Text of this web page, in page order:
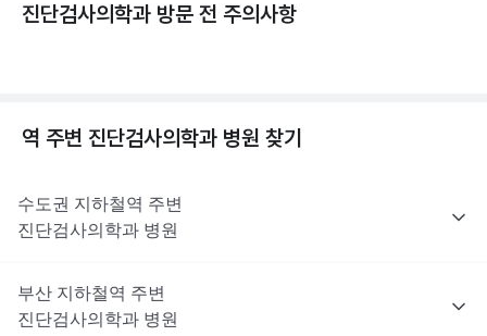
진단검사의학과 방문 전 주의사항
역 주변 진단검사의학과 병원 찾기
수도권 지하철역 주변
진단검사의학과 병원
부산 지하철역 주변
진단검사의학과 병원